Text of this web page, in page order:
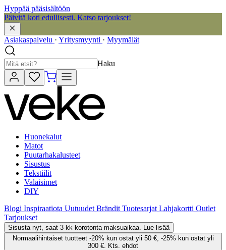
Hyppää pääsisältöön
Päivitä koti edullisesti. Katso tarjoukset!
Asiakaspalvelu · Yritysmyynti · Myymälät
Haku
Huonekalut
Matot
Puutarhakalusteet
Sisustus
Tekstiilit
Valaisimet
DIY
Blogi Inspiraatiota Uutuudet Brändit Tuotesarjat Lahjakortti Outlet
Tarjoukset
Sisusta nyt, saat 3 kk korotonta maksuaikaa. Lue lisää
Normaalihintaiset tuotteet -20% kun ostat yli 50 €, -25% kun ostat yli
300 €. Kts. ehdot